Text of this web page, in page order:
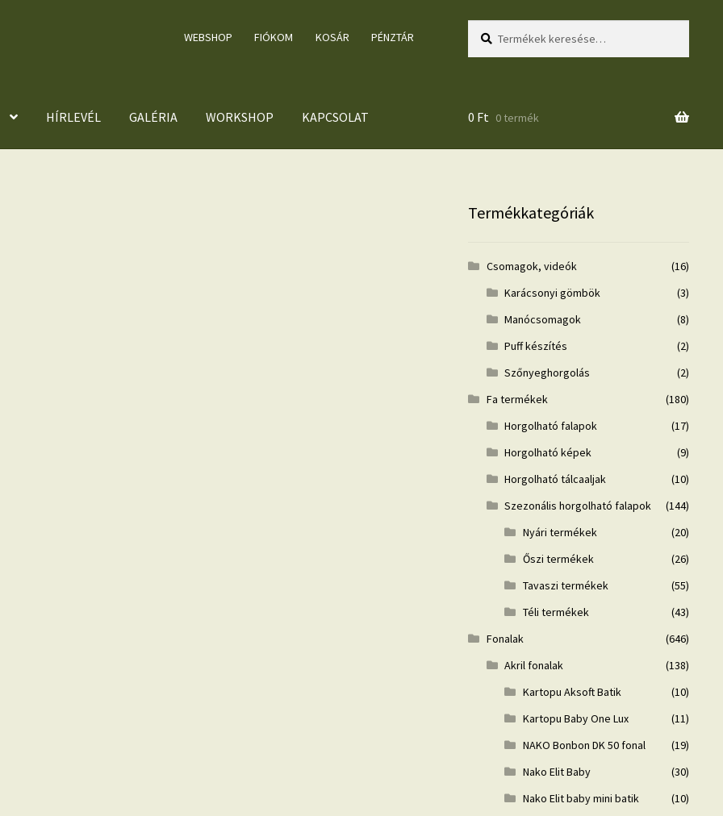
WEBSHOP FIÓKOM KOSÁR PÉNZTÁR
HÍRLEVÉL GALÉRIA WORKSHOP KAPCSOLAT 0 Ft 0 termék
Termékkategóriák
Csomagok, videók
(16)
Karácsonyi gömbök
(3)
Manócsomagok
(8)
Puff készítés
(2)
Szőnyeghorgolás
(2)
Fa termékek
(180)
Horgolható falapok
(17)
Horgolható képek
(9)
Horgolható tálcaaljak
(10)
Szezonális horgolható falapok
(144)
Nyári termékek
(20)
Őszi termékek
(26)
Tavaszi termékek
(55)
Téli termékek
(43)
Fonalak
(646)
Akril fonalak
(138)
Kartopu Aksoft Batik
(10)
Kartopu Baby One Lux
(11)
NAKO Bonbon DK 50 fonal
(19)
Nako Elit Baby
(30)
Nako Elit baby mini batik
(10)